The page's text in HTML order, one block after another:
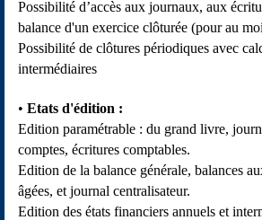
Possibilité d’accès aux journaux, aux
balance d'un exercice clôturée (pour au
Possibilité de clôtures périodiques avec
intermédiaires
Etats d'édition :
Edition paramétrable : du grand livre,
comptes, écritures comptables.
Edition de la balance générale, balances
âgées, et journal centralisateur.
Edition des états financiers annuels et